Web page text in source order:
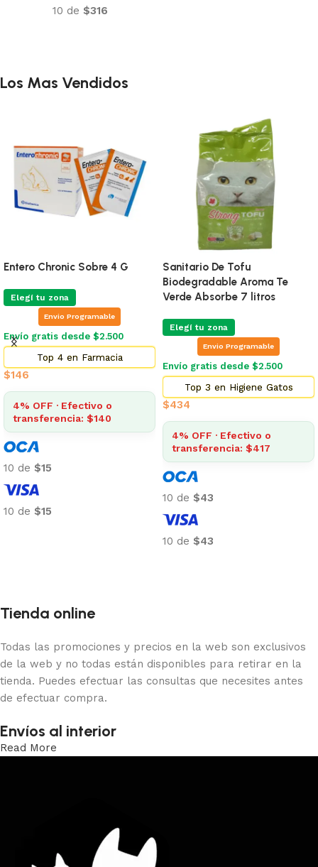
Añadir al carrito
Los Mas Vendidos
Entero Chronic Sobre 4 G
Elegí tu zona
Envio Programable
Envío gratis desde $2.500
Top 4 en Farmacia
$146
4% OFF · Efectivo o
transferencia: $140
10 de $15
10 de $15
Sanitario De Tofu
Biodegradable Aroma Te
Verde Absorbe 7 litros
Elegí tu zona
Envio Programable
Envío gratis desde $2.500
Top 3 en Higiene Gatos
$434
4% OFF · Efectivo o
transferencia: $417
10 de $43
10 de $43
Tienda online
Todas las promociones y precios en la web son exclusivos
de la web y no todas están disponibles para retirar en la
tienda. Puedes efectuar las consultas que necesites antes
de efectuar compra.
Envíos al interior
Read More